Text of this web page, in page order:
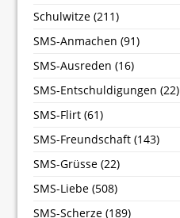
Schulwitze (211)
SMS-Anmachen (91)
SMS-Ausreden (16)
SMS-Entschuldigungen (22)
SMS-Flirt (61)
SMS-Freundschaft (143)
SMS-Grüsse (22)
SMS-Liebe (508)
SMS-Scherze (189)